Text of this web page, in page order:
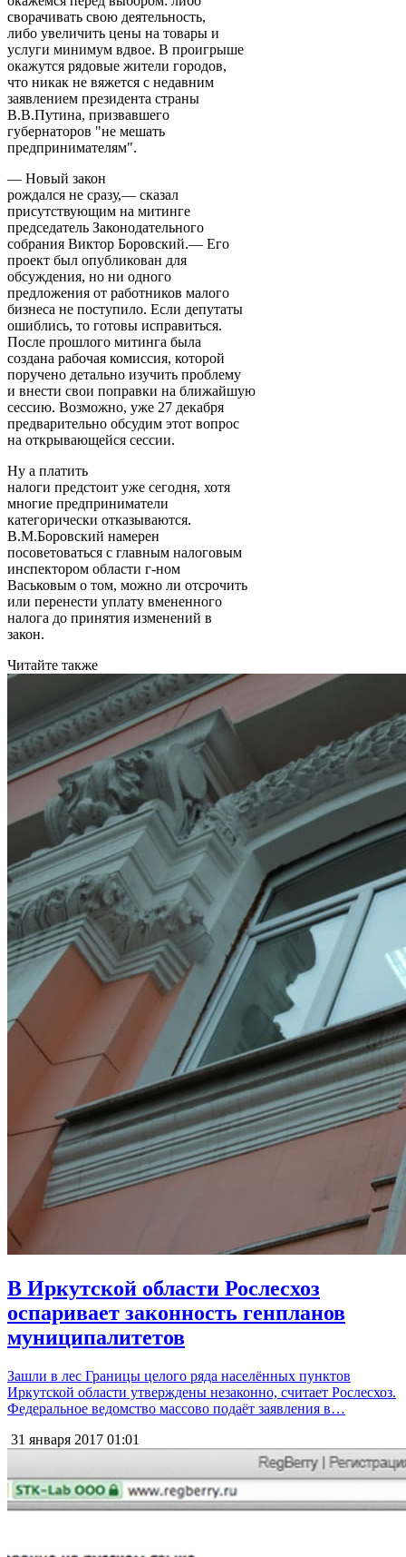
сворачивать свою деятельность,
либо увеличить цены на товары и
услуги минимум вдвое. В проигрыше
окажутся рядовые жители городов,
что никак не вяжется с недавним
заявлением президента страны
В.В.Путина, призвавшего
губернаторов "не мешать
предпринимателям".
— Новый закон
рождался не сразу,— сказал
присутствующим на митинге
председатель Законодательного
собрания Виктор Боровский.— Его
проект был опубликован для
обсуждения, но ни одного
предложения от работников малого
бизнеса не поступило. Если депутаты
ошиблись, то готовы исправиться.
После прошлого митинга была
создана рабочая комиссия, которой
поручено детально изучить проблему
и внести свои поправки на ближайшую
сессию. Возможно, уже 27 декабря
предварительно обсудим этот вопрос
на открывающейся сессии.
Ну а платить
налоги предстоит уже сегодня, хотя
многие предприниматели
категорически отказываются.
В.М.Боровский намерен
посоветоваться с главным налоговым
инспектором области г-ном
Васьковым о том, можно ли отсрочить
или перенести уплату вмененного
налога до принятия изменений в
закон.
Читайте также
В Иркутской области Рослесхоз
оспаривает законность генпланов
муниципалитетов
Зашли в лес Границы целого ряда населённых пунктов
Иркутской области утверждены незаконно, считает Рослесхоз.
Федеральное ведомство массово подаёт заявления в…
31 января 2017 01:01